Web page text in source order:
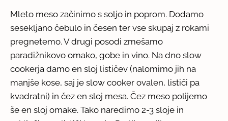
Mleto meso začinimo s soljo in poprom. Dodamo
sesekljano čebulo in česen ter vse skupaj z rokami
pregnetemo. V drugi posodi zmešamo
paradižnikovo omako, gobe in vino. Na dno slow
cookerja damo en sloj lističev (nalomimo jih na
manjše kose, saj je slow cooker ovalen, lističi pa
kvadratni) in čez en sloj mesa. Čez meso polijemo
še en sloj omake. Tako naredimo 2-3 sloje in